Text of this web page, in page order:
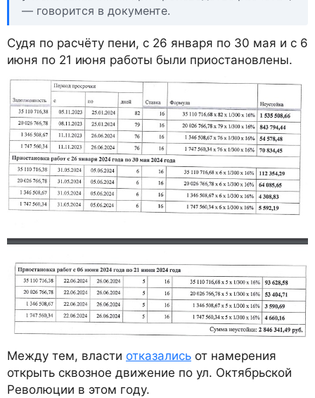
— говорится в документе.
Судя по расчёту пени, с 26 января по 30 мая и с 6
июня по 21 июня работы были приостановлены.
Между тем, власти отказались от намерения
открыть сквозное движение по ул. Октябрьской
Революции в этом году.